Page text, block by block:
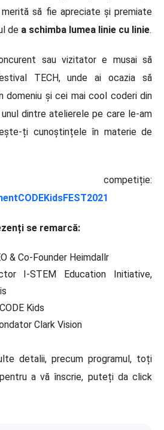
să fie apreciate și premiate
de a schimba lumea linie cu linie.
sau vizitator e musai să
TECH, unde ai ocazia să
domeniu și cei mai cool coderi din
dintre atelierele pe care le-am
ți cunoștințele în materie de
competiție:
se remarcă:
& Co-Founder Heimdallr
I-STEM Education Initiative,
Kids
Clark Vision
detalii, precum programul, toți
a vă înscrie, puteți da click